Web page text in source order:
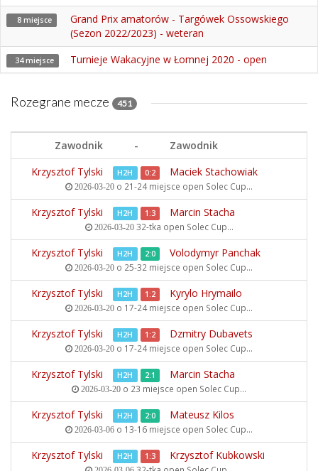
8 miejsce
Grand Prix amatorów - Targówek Ossowskiego
(Sezon 2022/2023) - weteran
34 miejsce Turnieje Wakacyjne w Łomnej 2020 - open
Rozegrane mecze 451
Zawodnik -
Zawodnik
Krzysztof Tylski
H2H 0:2 Maciek Stachowiak
2026-03-20 o 21-24 miejsce open Solec Cup...
Krzysztof Tylski H2H 1:3 Marcin Stacha
2026-03-2032-tka open Solec Cup...
Krzysztof Tylski H2H 2:0 Volodymyr Panchak
2026-03-20 o 25-32 miejsce open Solec Cup...
Krzysztof Tylski H2H 1:2 Kyrylo Hrymailo
2026-03-20 o 17-24 miejsce open Solec Cup...
Krzysztof Tylski H2H 1:2 Dzmitry Dubavets
2026-03-20 o 17-24 miejsce open Solec Cup...
Krzysztof Tylski H2H 2:1 Marcin Stacha
2026-03-20 o 23 miejsce open Solec Cup...
Krzysztof Tylski H2H 2:0 Mateusz Kilos
2026-03-06 o 13-16 miejsce open Solec Cup...
Krzysztof Tylski H2H 1:3 Krzysztof Kubkowski